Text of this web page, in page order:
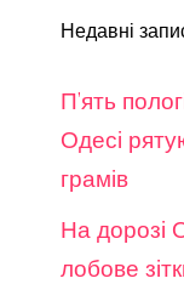
Недавні
П’ять
Одесі
грамів
На дорозі
лобове